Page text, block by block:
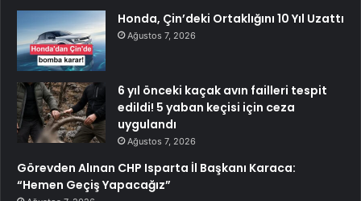
Honda, Çin’deki Ortaklığını 10 Yıl Uzattı
Ağustos 7, 2026
6 yıl önceki kaçak avın failleri tespit
edildi! 5 yaban keçisi için ceza
uygulandı
Ağustos 7, 2026
Görevden Alınan CHP Isparta İl Başkanı Karaca:
“Hemen Geçiş Yapacağız”